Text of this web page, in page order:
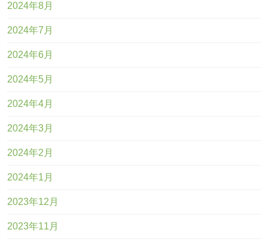
2024年8月
2024年7月
2024年6月
2024年5月
2024年4月
2024年3月
2024年2月
2024年1月
2023年12月
2023年11月